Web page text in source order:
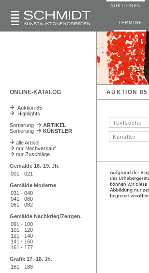
AUKTIONEN
TERMINE
ONLINE-KATALOG AUKTION 85
Auktion 85
Highlights
Sortierung
ARTIKEL
Sortierung
KÜNSTLER
alle Artikel
nur Nachverkauf
nur Zuschläge
Gemälde 16.-19. Jh.
001 - 021
Gemälde Moderne
031 - 040
041 - 060
061 - 082
Gemälde Nachkrieg/Zeitgen.
091 - 100
101 - 120
121 - 140
141 - 160
161 - 177
Grafik 17.-18. Jh.
181 - 188